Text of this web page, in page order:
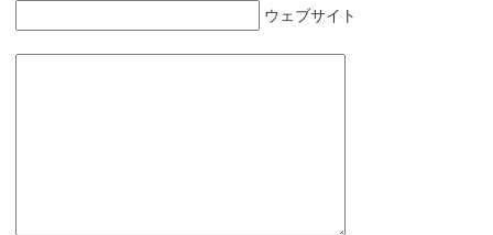
ウェブサイト